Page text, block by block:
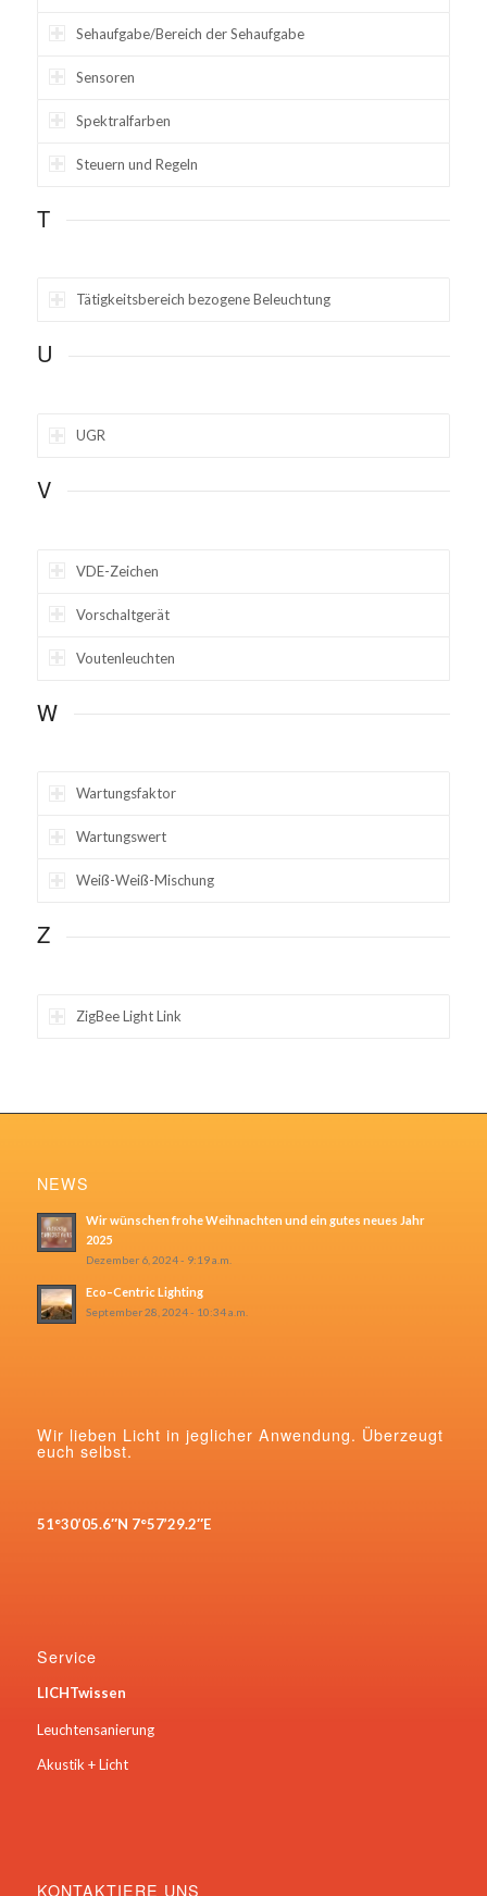
Sehaufgabe/Bereich der Sehaufgabe
Sensoren
Spektralfarben
Steuern und Regeln
T
Tätigkeitsbereich bezogene Beleuchtung
U
UGR
V
VDE-Zeichen
Vorschaltgerät
Voutenleuchten
W
Wartungsfaktor
Wartungswert
Weiß-Weiß-Mischung
Z
ZigBee Light Link
NEWS
Wir wünschen frohe Weihnachten und ein gutes neues Jahr
2025
Dezember 6, 2024 - 9:19 a.m.
Eco–Centric Lighting
September 28, 2024 - 10:34 a.m.
Wir lieben Licht in jeglicher Anwendung. Überzeugt
euch selbst.
51°30’05.6″N 7°57’29.2″E
Service
LICHTwissen
Leuchtensanierung
Akustik + Licht
KONTAKTIERE UNS